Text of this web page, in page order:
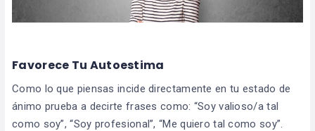
Favorece Tu Autoestima
Como lo que piensas incide directamente en tu estado de
ánimo prueba a decirte frases como: “Soy valioso/a tal
como soy”, “Soy profesional”, “Me quiero tal como soy”.